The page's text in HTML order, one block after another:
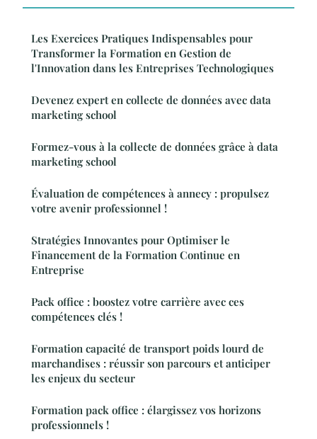
Les Exercices Pratiques Indispensables pour
Transformer la Formation en Gestion de
l'Innovation dans les Entreprises Technologiques
Devenez expert en collecte de données avec data
marketing school
Formez-vous à la collecte de données grâce à data
marketing school
Évaluation de compétences à annecy : propulsez
votre avenir professionnel !
Stratégies Innovantes pour Optimiser le
Financement de la Formation Continue en
Entreprise
Pack office : boostez votre carrière avec ces
compétences clés !
Formation capacité de transport poids lourd de
marchandises : réussir son parcours et anticiper
les enjeux du secteur
Formation pack office : élargissez vos horizons
professionnels !